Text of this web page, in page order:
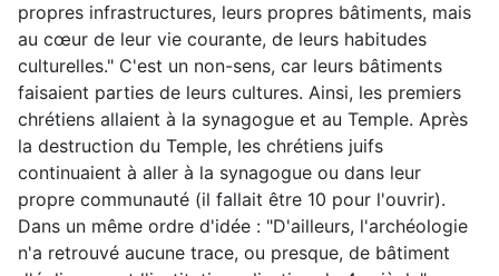
propres infrastructures, leurs propres bâtiments, mais
au cœur de leur vie courante, de leurs habitudes
culturelles." C'est un non-sens, car leurs bâtiments
faisaient parties de leurs cultures. Ainsi, les premiers
chrétiens allaient à la synagogue et au Temple. Après
la destruction du Temple, les chrétiens juifs
continuaient à aller à la synagogue ou dans leur
propre communauté (il fallait être 10 pour l'ouvrir).
Dans un même ordre d'idée : "D'ailleurs, l'archéologie
n'a retrouvé aucune trace, ou presque, de bâtiment